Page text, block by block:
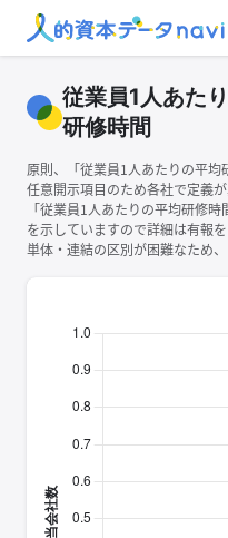
従業員1人あた
研修時間
原則、「従業員1人あたりの平
任意開示項目のため各社で定義が
「従業員1人あたりの平均研修
を示していますので詳細は有報を
単体・連結の区別が困難なため